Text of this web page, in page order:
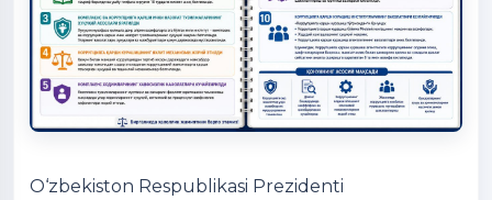
O‘zbekiston Respublikasi Prezidenti